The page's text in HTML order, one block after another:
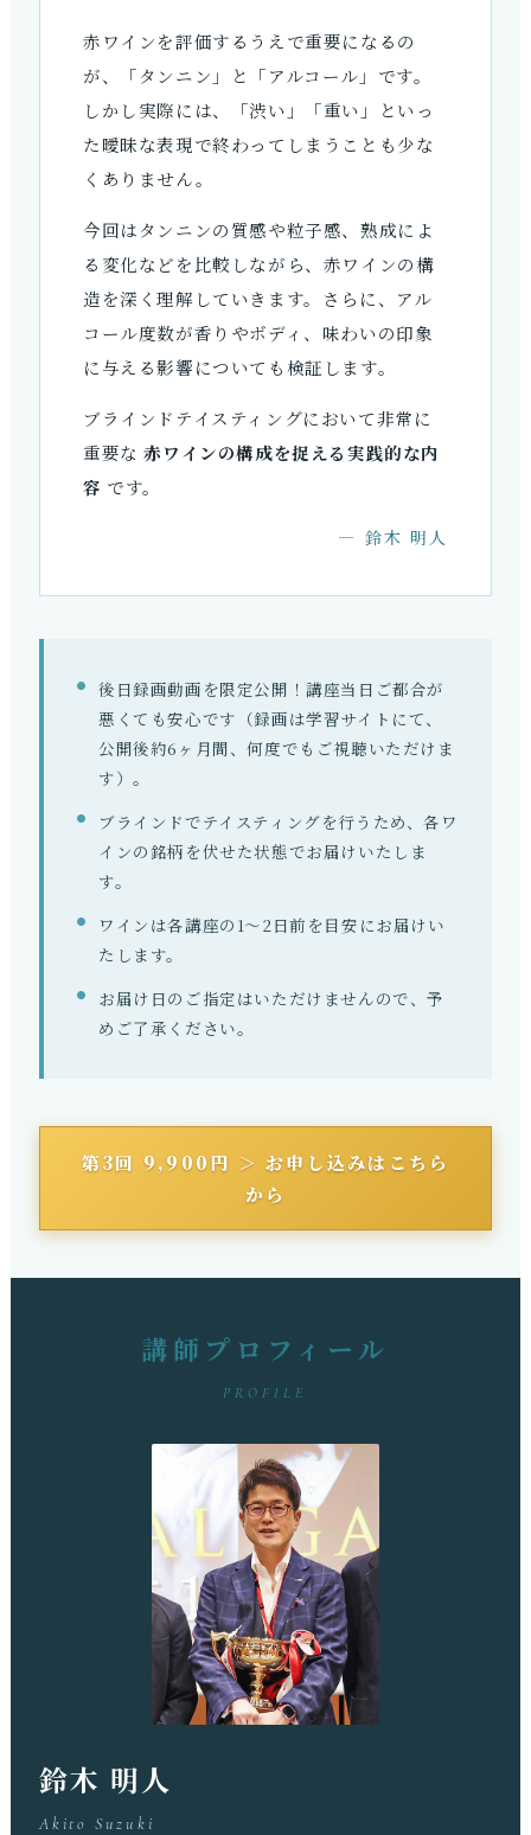
赤ワインを評価するうえで重要になるの
が、「タンニン」と「アルコール」です。
しかし実際には、「渋い」「重い」といっ
た曖昧な表現で終わってしまうことも少な
くありません。
今回はタンニンの質感や粒子感、熟成によ
る変化などを比較しながら、赤ワインの構
造を深く理解していきます。さらに、アル
コール度数が香りやボディ、味わいの印象
に与える影響についても検証します。
ブラインドテイスティングにおいて非常に
重要な赤ワインの構成を捉える実践的な内
容 です。
― 鈴木 明人
後日録画動画を限定公開！講座当日ご都合が
悪くても安心です（録画は学習サイトにて、
公開後約6ヶ月間、何度でもご視聴いただけま
す）。
ブラインドでテイスティングを行うため、各ワ
インの銘柄を伏せた状態でお届けいたしま
す。
ワインは各講座の1～2日前を目安にお届けい
たします。
お届け日のご指定はいただけませんので、予
めご了承ください。
第3回 9,900円 ＞ お申し込みはこちら
から
講師プロフィール
PROFILE
鈴木 明人
Akito Suzuki